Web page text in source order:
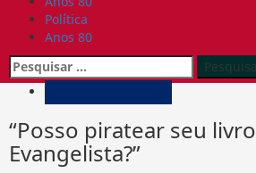
Política
Anos 80
Pesquisar
por:
“Posso piratear seu
Evangelista?”